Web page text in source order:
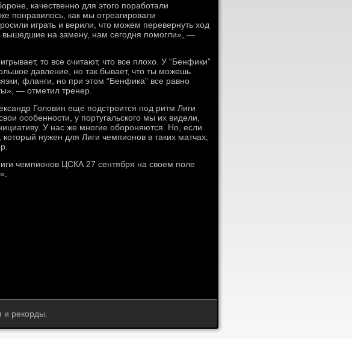
качественно для этого поработали
понравилось, как мы отреагировали
играть и верили, что можем перевернуть ход
вышедшие на замену, нам сегодня помогли», —
то все считают, что все плохо. У “Бенфики”
давление, но так бывает, что ты можешь
фланги, но при этом “Бенфика” все равно
— отметил тренер.
Головин еще подстроится под ритм Лиги
особенности, у португальского мы их видели,
У нас же многие обороняются. Но, если
нужен для Лиги чемпионов в таких матчах,
чемпионов ЦСКА 27 сентября на своем поле
и рекорды.